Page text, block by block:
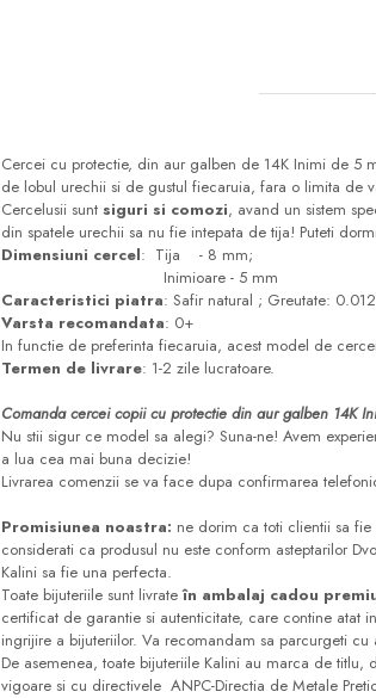
Cercei cu protectie, din aur galben de 14K Inimi de 5
de lobul urechii si de gustul fiecaruia, fara o limita de
Cercelusii sunt siguri si comozi, avand un sistem
din spatele urechii sa nu fie intepata de tija! Puteti
Dimensiuni cercel: Tija - 8 mm;
Inimioare - 5 mm
Caracteristici piatra: Safir natural ; Greutate:
Varsta recomandata: 0+
In functie de preferinta fiecaruia, acest model de
Termen de livrare: 1-2 zile lucratoare.
Comanda cercei copii cu protectie din aur galben 14K
Nu stii sigur ce model sa alegi? Suna-ne! Avem
a lua cea mai buna decizie!
Livrarea comenzii se va face dupa confirmarea
Promisiunea noastra: ne dorim ca toti clientii sa
considerati ca produsul nu este conform asteptarilor
Kalini sa fie una perfecta.
Toate bijuteriile sunt livrateîn ambalaj cadou
certificat de garantie si autenticitate, care contine atat
ingrijire a bijuteriilor. Va recomandam sa parcurgeti cu
De asemenea, toate bijuteriile Kalini au marca de
vigoare si cu directivele ANPC-Directia de Metale